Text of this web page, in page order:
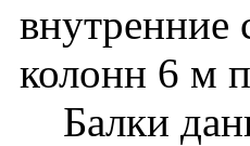
внутренние
колонн 6 м
Балки